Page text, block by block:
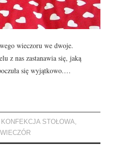
wieczoru we dwoje.
z nas zastanawia się, jaką
się wyjątkowo.…
KONFEKCJA STOŁOWA